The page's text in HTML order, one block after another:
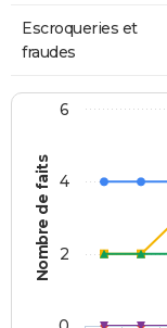
Escroqueries et
fraudes
Nombre de faits 2
4
6